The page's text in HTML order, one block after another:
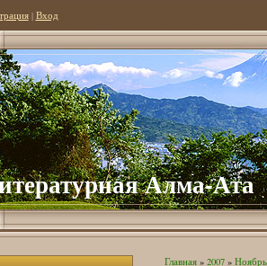
| Вход
атурная Алма-Ата
Главная» 2007 » Ноябрь